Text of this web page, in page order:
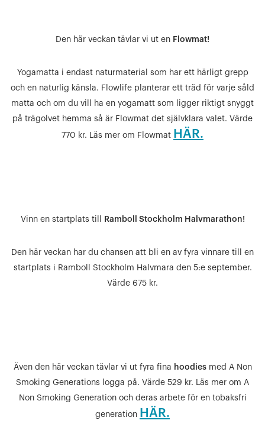
Den här veckan tävlar vi ut en Flowmat!
Yogamatta i endast naturmaterial som har ett härligt grepp
och en naturlig känsla. Flowlife planterar ett träd för varje såld
matta och om du vill ha en yogamatt som ligger riktigt snyggt
på trägolvet hemma så är Flowmat det självklara valet. Värde
770 kr. Läs mer om Flowmat HÄR.
Vinn en startplats till Ramboll Stockholm Halvmarathon!
Den här veckan har du chansen att bli en av fyra vinnare till en
startplats i Ramboll Stockholm Halvmara den 5:e september.
Värde 675 kr.
Även den här veckan tävlar vi ut fyra fina hoodiesmed A Non
Smoking Generations logga på. Värde 529 kr. Läs mer om A
Non Smoking Generation och deras arbete för en tobaksfri
generation HÄR.